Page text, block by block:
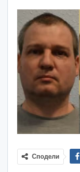
Сподели